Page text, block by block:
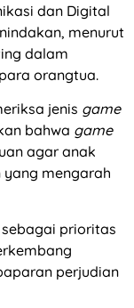
dan Digital
menurut
dalam
orangtua.
jenis game
bahwa game
agar anak
mengarah
prioritas
perjudian